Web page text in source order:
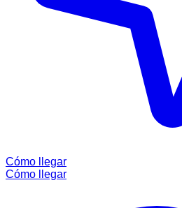
Cómo llegar
Cómo llegar